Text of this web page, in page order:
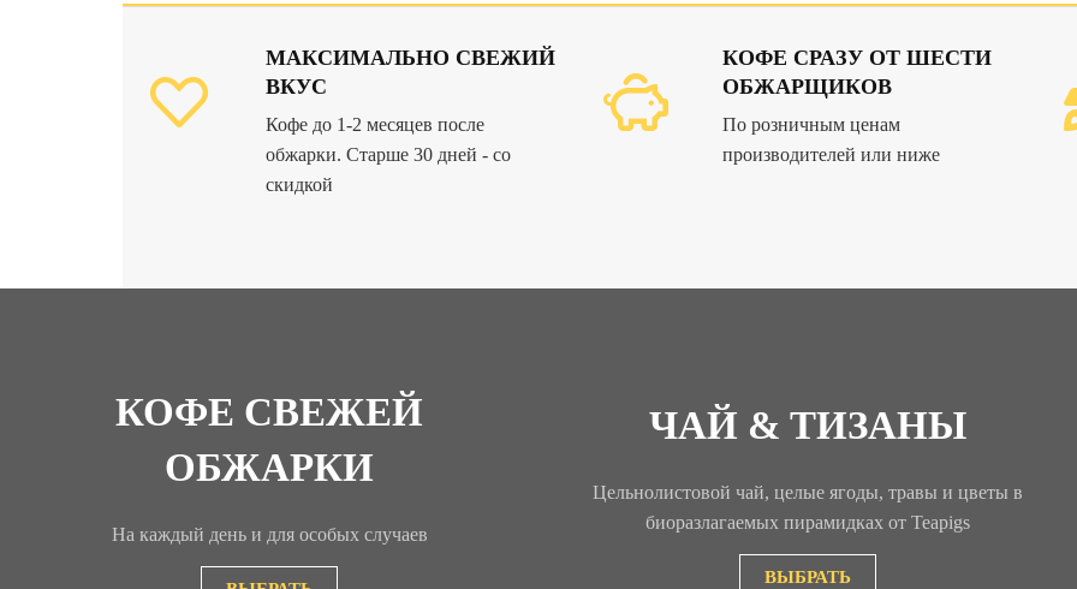
МАКСИМАЛЬНО СВЕЖИЙ
ВКУС
Кофе до 1-2 месяцев после
обжарки. Старше 30 дней - со
скидкой
КОФЕ СРАЗУ ОТ ШЕСТИ
ОБЖАРЩИКОВ
По розничным ценам
производителей или ниже
КОФЕ СВЕЖЕЙ
ОБЖАРКИ
На каждый день и для особых случаев
ЧАЙ & ТИЗАНЫ
Цельнолистовой чай, целые ягоды, травы и цветы в
биоразлагаемых пирамидках от Teapigs
ВЫБРАТЬ